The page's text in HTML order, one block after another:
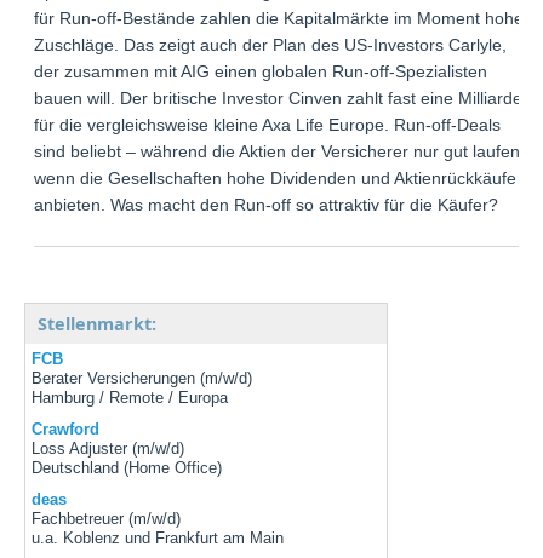
für Run-off-Bestände zahlen die Kapitalmärkte im Moment hohe
Zuschläge. Das zeigt auch der Plan des US-Investors Carlyle,
der zusammen mit AIG einen globalen Run-off-Spezialisten
bauen will. Der britische Investor Cinven zahlt fast eine Milliarde
für die vergleichsweise kleine Axa Life Europe. Run-off-Deals
sind beliebt – während die Aktien der Versicherer nur gut laufen,
wenn die Gesellschaften hohe Dividenden und Aktienrückkäufe
anbieten. Was macht den Run-off so attraktiv für die Käufer?
Stellenmarkt:
FCB
Berater Versicherungen (m/w/d)
Hamburg / Remote / Europa
Crawford
Loss Adjuster (m/w/d)
Deutschland (Home Office)
deas
Fachbetreuer (m/w/d)
u.a. Koblenz und Frankfurt am Main